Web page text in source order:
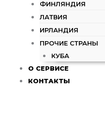
ФИНЛЯНДИЯ
ЛАТВИЯ
ИРЛАНДИЯ
ПРОЧИЕ СТРАНЫ
КУБА
О СЕРВИСЕ
КОНТАКТЫ